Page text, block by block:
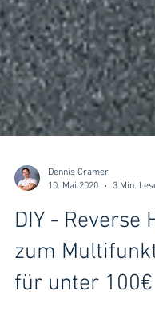
Dennis Cramer
10. Mai 2020
3 Min.
DIY - Reverse
zum